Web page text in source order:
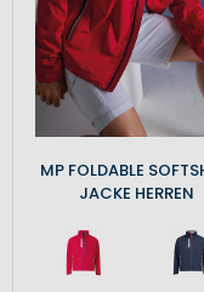
MP FOLDABLE
JACKE HERREN